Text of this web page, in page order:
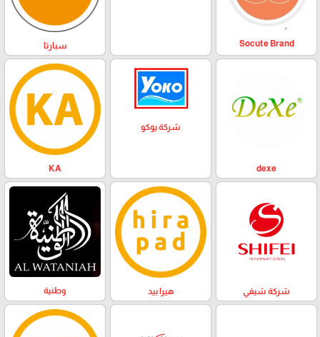
Socute Brand سبارتا
dexe
شركة يوكو
KA
شركة شيفي هيرا بيد وطنية